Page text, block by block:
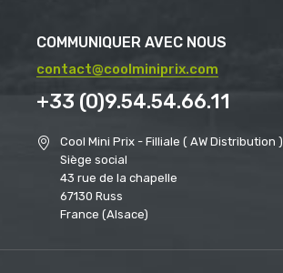
COMMUNIQUER AVEC NOUS
contact@coolminiprix.com
+33 (0)9.54.54.66.11
Cool Mini Prix - Filliale ( AW Distribution )
Siège social
43 rue de la chapelle
67130 Russ
France (Alsace)